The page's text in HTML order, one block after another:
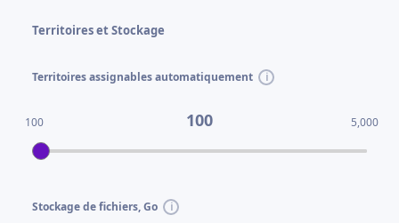
Territoires et Stockage
Territoires assignables automatiquement
100 100 5,000
Stockage de fichiers, Go